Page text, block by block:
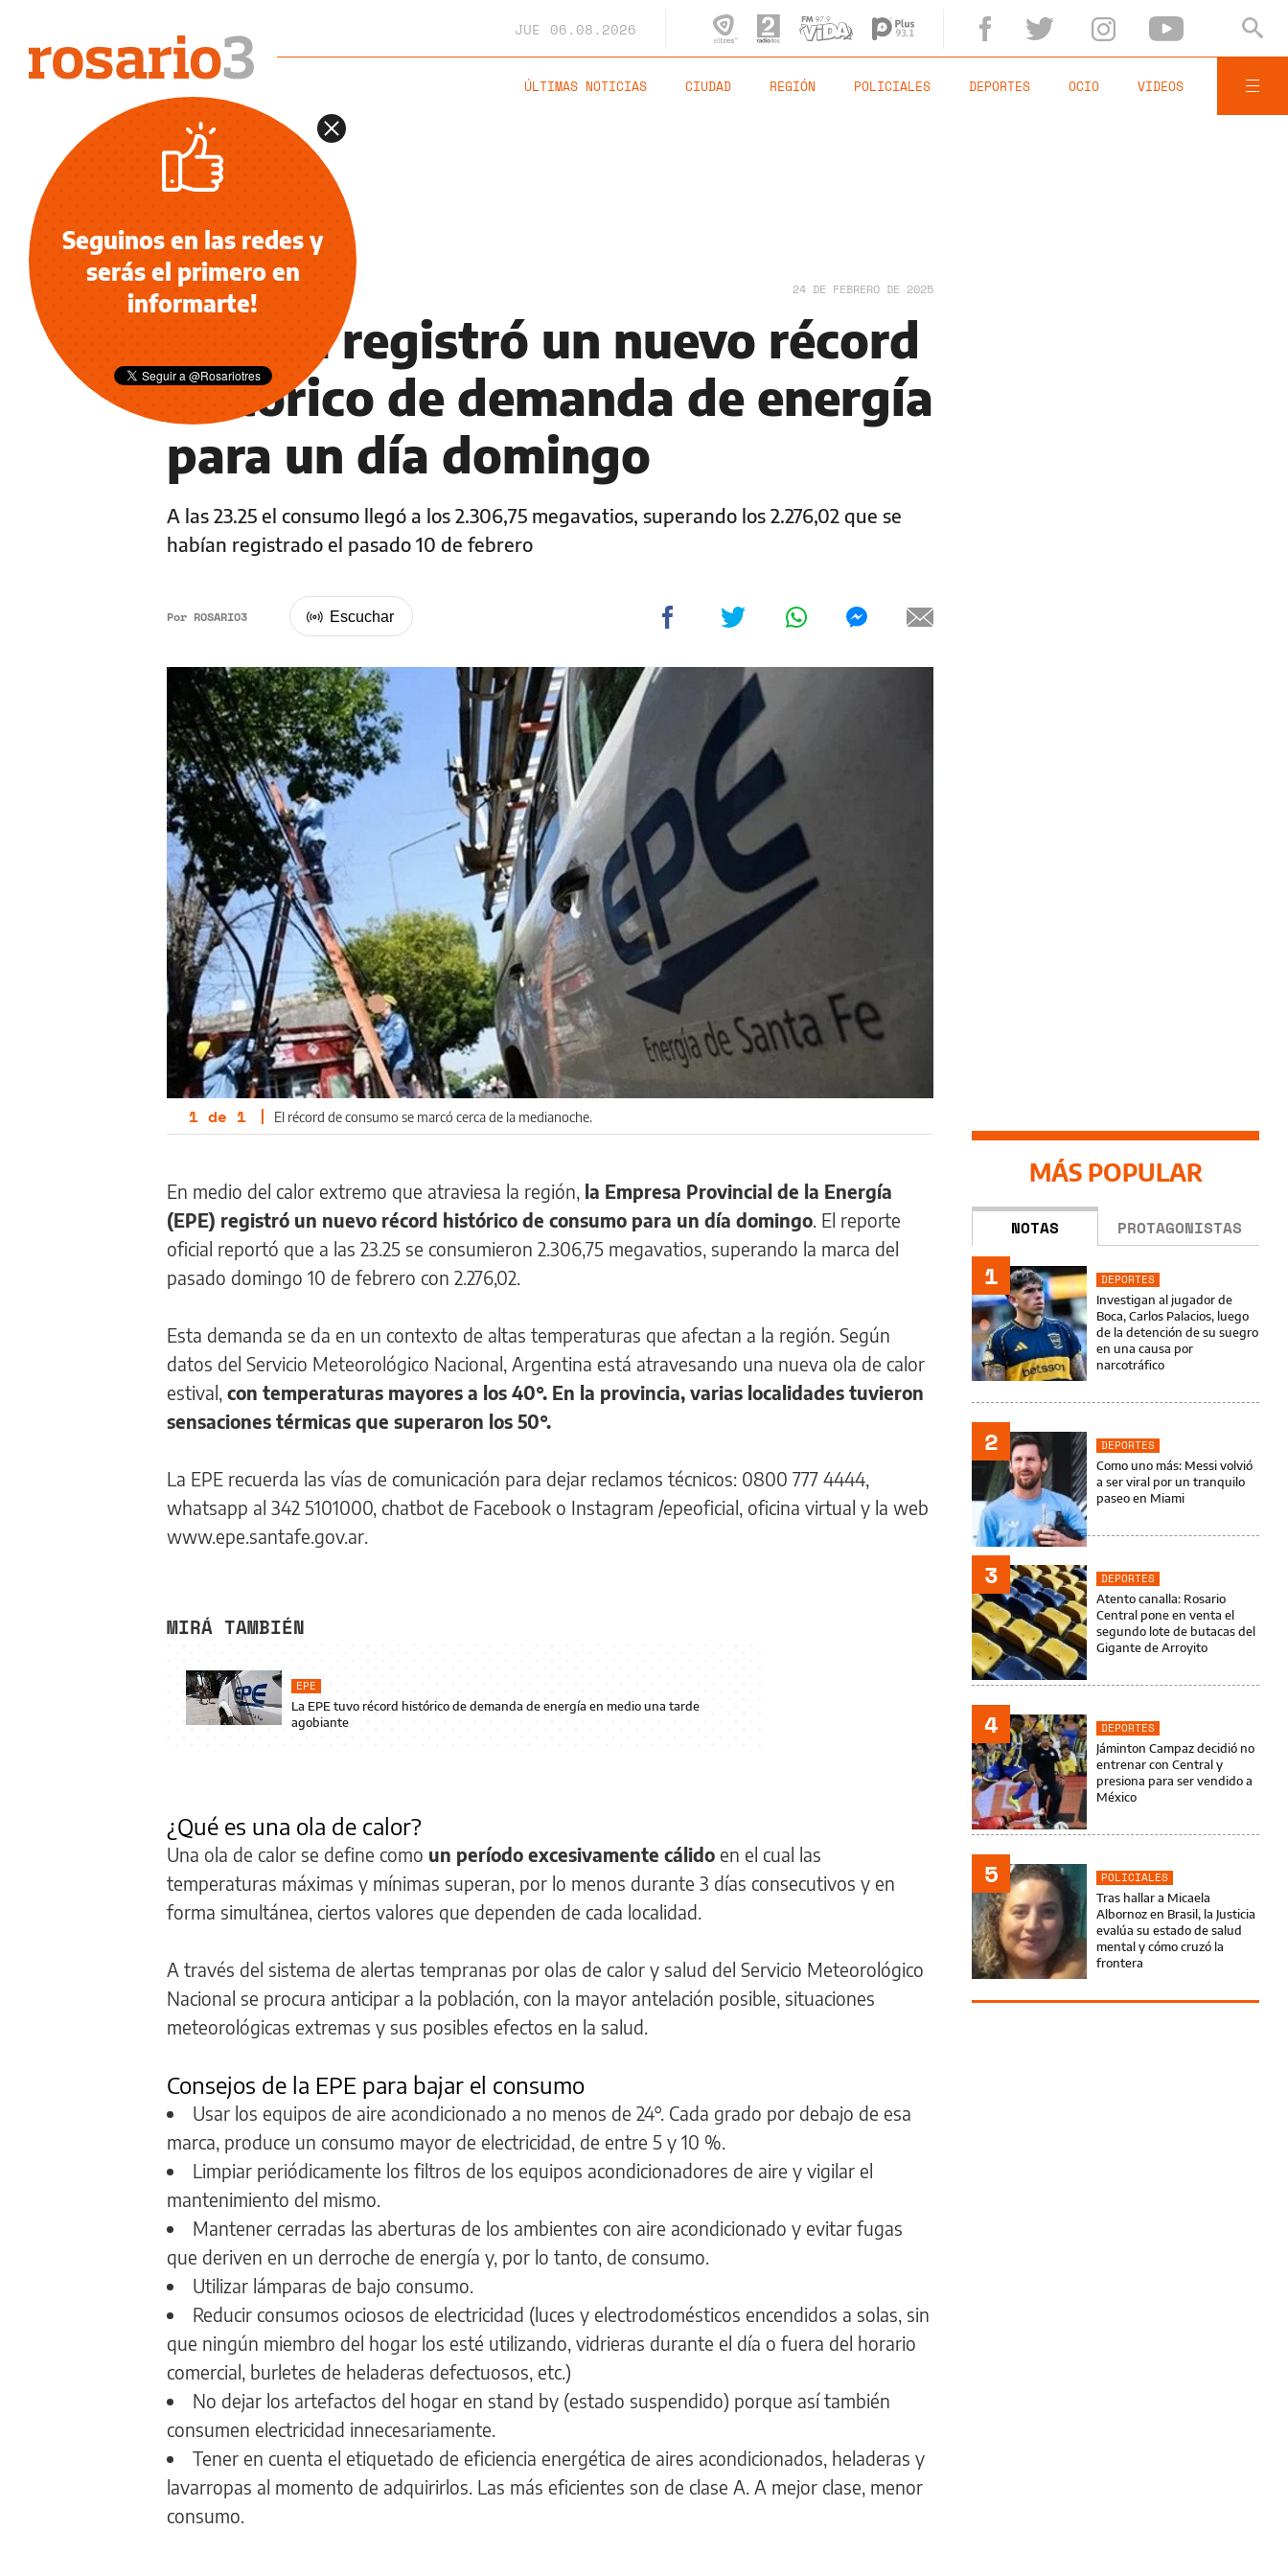
JUE 06.08.2026
ÚLTIMAS NOTICIAS CIUDAD REGIÓN POLICIALES DEPORTES OCIO VIDEOS
INFORMACIÓN GENERAL 24 DE FEBRERO DE 2025
La EPE registró un nuevo récord
histórico de demanda de energía
para un día domingo
A las 23.25 el consumo llegó a los 2.306,75 megavatios, superando los 2.276,02 que se
habían registrado el pasado 10 de febrero
Por ROSARIO3
1 de 1 | El récord de consumo se marcó cerca de la medianoche.
En medio del calor extremo que atraviesa la región, la Empresa Provincial de la Energía
(EPE) registró un nuevo récord histórico de consumo para un día domingo. El reporte
oficial reportó que a las 23.25 se consumieron 2.306,75 megavatios, superando la marca del
pasado domingo 10 de febrero con 2.276,02.
Esta demanda se da en un contexto de altas temperaturas que afectan a la región. Según
datos del Servicio Meteorológico Nacional, Argentina está atravesando una nueva ola de calor
estival, con temperaturas mayores a los 40°. En la provincia, varias localidades tuvieron
sensaciones térmicas que superaron los 50°.
La EPE recuerda las vías de comunicación para dejar reclamos técnicos: 0800 777 4444,
whatsapp al 342 5101000, chatbot de Facebook o Instagram /epeoficial, oficina virtual y la web
www.epe.santafe.gov.ar.
MIRÁ TAMBIÉN
EPE
La EPE tuvo récord histórico de demanda de energía en medio una tarde
agobiante
¿Qué es una ola de calor?
Una ola de calor se define como un período excesivamente cálido en el cual las
temperaturas máximas y mínimas superan, por lo menos durante 3 días consecutivos y en
forma simultánea, ciertos valores que dependen de cada localidad.
A través del sistema de alertas tempranas por olas de calor y salud del Servicio Meteorológico
Nacional se procura anticipar a la población, con la mayor antelación posible, situaciones
meteorológicas extremas y sus posibles efectos en la salud.
Consejos de la EPE para bajar el consumo
Usar los equipos de aire acondicionado a no menos de 24°. Cada grado por debajo de esa
marca, produce un consumo mayor de electricidad, de entre 5 y 10 %.
Limpiar periódicamente los filtros de los equipos acondicionadores de aire y vigilar el
mantenimiento del mismo.
Mantener cerradas las aberturas de los ambientes con aire acondicionado y evitar fugas
que deriven en un derroche de energía y, por lo tanto, de consumo.
Utilizar lámparas de bajo consumo.
Reducir consumos ociosos de electricidad (luces y electrodomésticos encendidos a solas, sin
que ningún miembro del hogar los esté utilizando, vidrieras durante el día o fuera del horario
comercial, burletes de heladeras defectuosos, etc.)
No dejar los artefactos del hogar en stand by (estado suspendido) porque así también
consumen electricidad innecesariamente.
Tener en cuenta el etiquetado de eficiencia energética de aires acondicionados, heladeras y
lavarropas al momento de adquirirlos. Las más eficientes son de clase A. A mejor clase, menor
consumo.
MÁS POPULAR
NOTAS PROTAGONISTAS
1
DEPORTES
Investigan al jugador de
Boca, Carlos Palacios, luego
de la detención de su suegro
en una causa por
narcotráfico
2
DEPORTES
Como uno más: Messi volvió
a ser viral por un tranquilo
paseo en Miami
3
DEPORTES
Atento canalla: Rosario
Central pone en venta el
segundo lote de butacas del
Gigante de Arroyito
4
DEPORTES
Jáminton Campaz decidió no
entrenar con Central y
presiona para ser vendido a
México
5
POLICIALES
Tras hallar a Micaela
Albornoz en Brasil, la Justicia
evalúa su estado de salud
mental y cómo cruzó la
frontera
Seguinos en las redes y
serás el primero en
informarte!